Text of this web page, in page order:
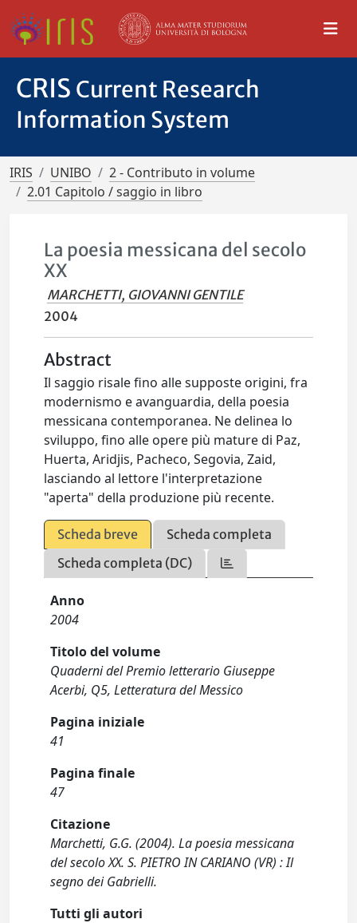
CRIS Current Research
Information System
IRIS UNIBO
2 - Contributo in volume
2.01 Capitolo / saggio in libro
La poesia messicana del secolo
XX
MARCHETTI, GIOVANNI GENTILE
2004
Abstract
Il saggio risale fino alle supposte origini, fra
modernismo e avanguardia, della poesia
messicana contemporanea. Ne delinea lo
sviluppo, fino alle opere più mature di Paz,
Huerta, Aridjis, Pacheco, Segovia, Zaid,
lasciando al lettore l'interpretazione
"aperta" della produzione più recente.
Scheda breve
Scheda completa
Scheda completa (DC)
Anno
2004
Titolo del volume
Quaderni del Premio letterario Giuseppe
Acerbi, Q5, Letteratura del Messico
Pagina iniziale
41
Pagina finale
47
Citazione
Marchetti, G.G. (2004). La poesia messicana
del secolo XX. S. PIETRO IN CARIANO (VR) : Il
segno dei Gabrielli.
Tutti gli autori